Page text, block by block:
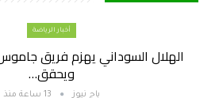
أخبار الرياضة
الهلال السوداني يهزم فريق
ويحقق…
باج نيوز 13 ساعة منذ